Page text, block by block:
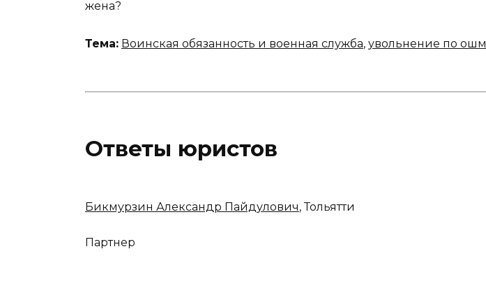
жена?
Тема: Воинская обязанность и военная служба, увольнение по ошм
Ответы юристов
Бикмурзин Александр Пайдулович, Тольятти
Партнер